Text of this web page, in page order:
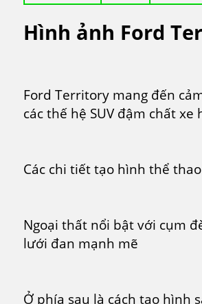
Hình ảnh Ford
Ford Territory mang đến
các thế hệ SUV đậm chất xe
Các chi tiết tạo hình thể
Ngoại thất nổi bật với cụm
lưới đan mạnh mẽ
Ở phía sau là cách tạo hình